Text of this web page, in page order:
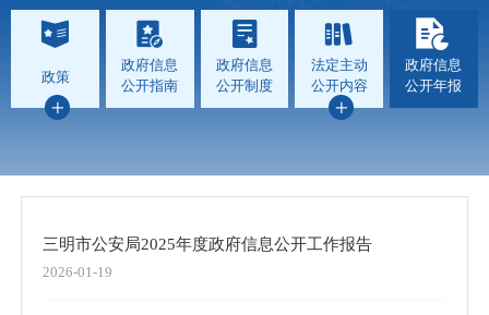
政策
政府信息
公开指南
政府信息
公开制度
法定主动
公开内容
政府信息
公开年报
三明市公安局2025年度政府信息公开工作报告
2026-01-19